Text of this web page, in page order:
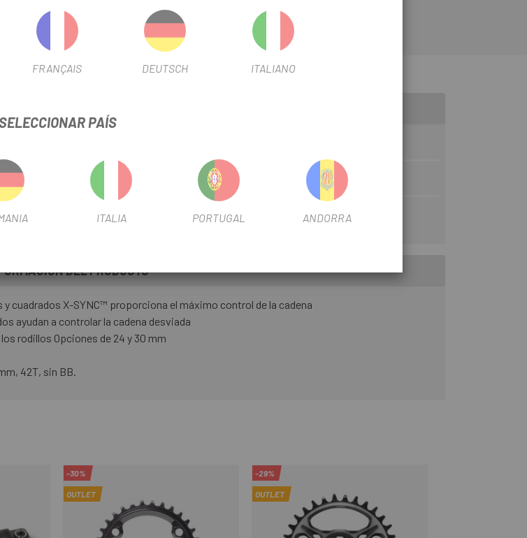
Rival 1 están diseñados para un control total de la cadena. El grosor de cada
diente está mecanizado por CNC para trabajar sin problemas con los eslabones
interiores y exteriores de la cadena. Y con los siete platos disponibles, puedes
LEER MÁS
42 DIENTES
OUTLET Si
DEL PRODUCTO
cuadrados X-SYNC™ proporciona el máximo control de la cadena
ayudan a controlar la cadena desviada
rodillos Opciones de 24 y 30 mm
42T, sin BB.
-30%
OUTLET
-29%
OUTLET
FRANÇAIS DEUTSCH ITALIANO
PAÍS
ITALIA PORTUGAL ANDORRA